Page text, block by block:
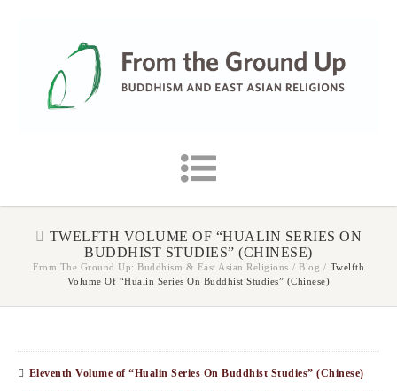
TWELFTH VOLUME OF “HUALIN SERIES ON
BUDDHIST STUDIES” (CHINESE)
From The Ground Up: Buddhism & East Asian Religions / Blog / Twelfth
Volume Of “Hualin Series On Buddhist Studies” (Chinese)
Eleventh Volume of “Hualin Series On Buddhist Studies” (Chinese)